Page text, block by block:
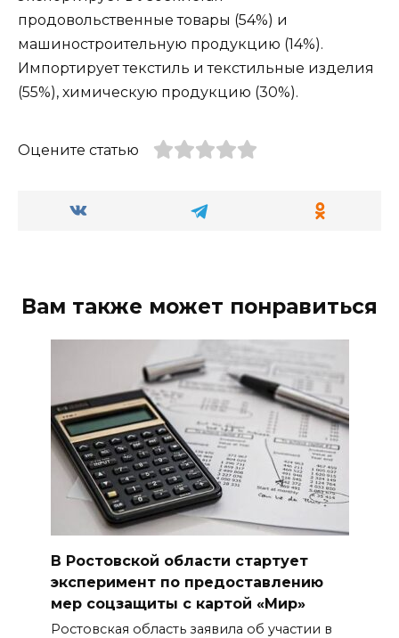
продовольственные товары (54%) и
машиностроительную продукцию (14%).
Импортирует текстиль и текстильные изделия
(55%), химическую продукцию (30%).
Оцените статью
Вам также может понравиться
В Ростовской области стартует
эксперимент по предоставлению
мер соцзащиты с картой «Мир»
Ростовская область заявила об участии в